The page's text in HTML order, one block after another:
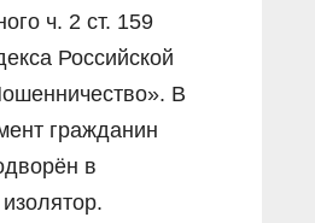
ч. 2 ст. 159
Российской
В
гражданин
в